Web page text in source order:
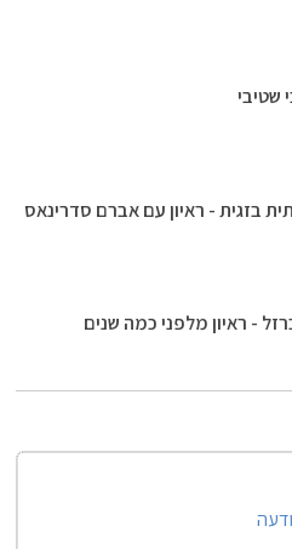
שטיבי
בזגית - ראיון עם אברם סדרינאס
- ראיון מלפני כמה שנים